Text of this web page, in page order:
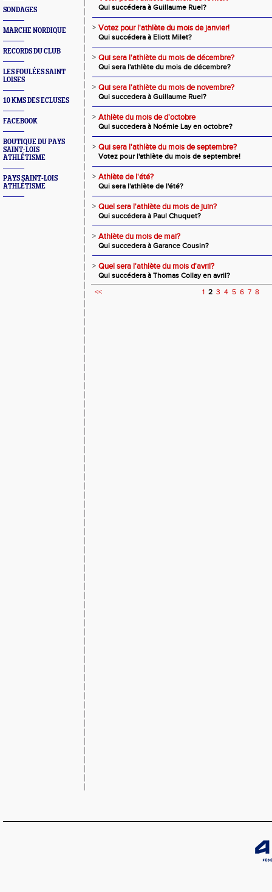
SONDAGES
MARCHE NORDIQUE
RECORDS DU CLUB
LES FOULÉES SAINT
LOISES
10 KMS DES ECLUSES
FACEBOOK
BOUTIQUE DU PAYS
SAINT-LOIS
ATHLÉTISME
PAYS SAINT-LOIS
ATHLÉTISME
Qui succédera à Guillaume Ruel?
> Votez pour l'athlète du mois de janvier!
Qui succédera à Eliott Milet?
> Qui sera l'athlète du mois de décembre?
Qui sera l'athlète du mois de décembre?
> Qui sera l'athlète du mois de novembre?
Qui succedera à Guillaume Ruel?
> Athlète du mois de d'octobre
Qui succedera à Noémie Lay en octobre?
> Qui sera l'athlète du mois de septembre?
Votez pour l'athlète du mois de septembre!
> Athlète de l'été?
Qui sera l'athlète de l'été?
> Quel sera l'athlète du mois de juin?
Qui succédera à Paul Chuquet?
> Athlète du mois de mai?
Qui succedera à Garance Cousin?
> Quel sera l'athlète du mois d'avril?
Qui succédera à Thomas Collay en avril?
<<
1 2 3 4 5 6 7 8